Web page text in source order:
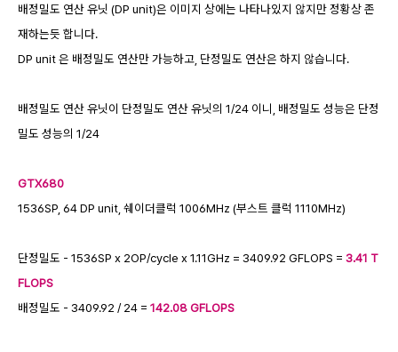
배정밀도 연산 유닛 (DP unit)은 이미지 상에는 나타나있지 않지만 정황상 존
재하는듯 합니다.
DP unit 은 배정밀도 연산만 가능하고, 단정밀도 연산은 하지 않습니다.
배정밀도 연산 유닛이 단정밀도 연산 유닛의 1/24 이니, 배정밀도 성능은 단정
밀도 성능의 1/24
GTX680
1536SP, 64 DP unit, 쉐이더클럭 1006MHz (부스트 클럭 1110MHz)
단정밀도 - 1536SP x 2OP/cycle x 1.11GHz = 3409.92 GFLOPS = 3.41 T
FLOPS
배정밀도 - 3409.92 / 24 = 142.08 GFLOPS